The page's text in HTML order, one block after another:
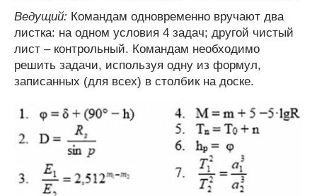
Ведущий: Командам одновременно вручают два
листка: на одном условия 4 задач; другой чистый
лист – контрольный. Командам необходимо
решить задачи, используя одну из формул,
записанных (для всех) в столбик на доске.